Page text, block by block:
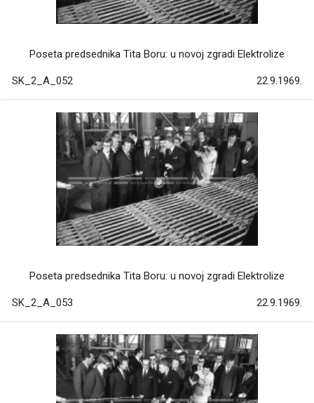
Poseta predsednika Tita Boru: u novoj zgradi Elektrolize
SK_2_A_052 22.9.1969.
Poseta predsednika Tita Boru: u novoj zgradi Elektrolize
SK_2_A_053 22.9.1969.